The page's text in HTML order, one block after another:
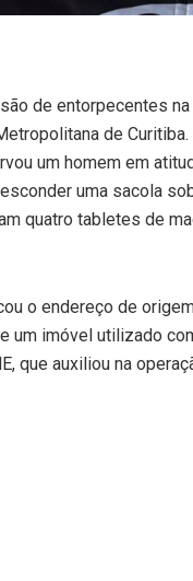
de entorpecentes
de
um homem em
uma sacola
quatro tabletes de
o endereço de
um imóvel utilizado
que auxiliou na